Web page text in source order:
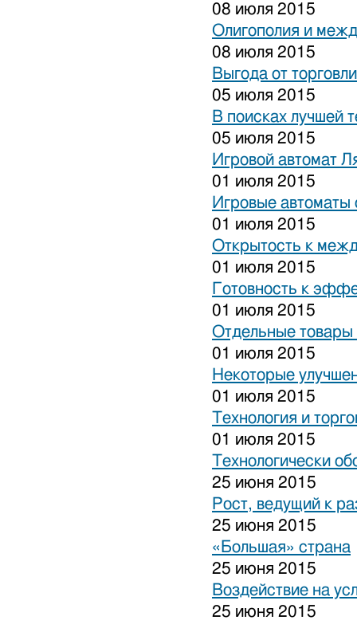
08 июля 2015
Олигополия и
08 июля 2015
Выгода от
05 июля 2015
В поисках лучшей
05 июля 2015
Игровой автомат
01 июля 2015
Игровые автоматы
01 июля 2015
Открытость к
01 июля 2015
Готовность к
01 июля 2015
Отдельные товары
01 июля 2015
Некоторые
01 июля 2015
Технология и
01 июля 2015
Технологически
25 июня 2015
Рост, ведущий к
25 июня 2015
«Большая» страна
25 июня 2015
Воздействие на
25 июня 2015